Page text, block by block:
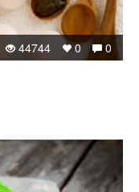
0
0
44744